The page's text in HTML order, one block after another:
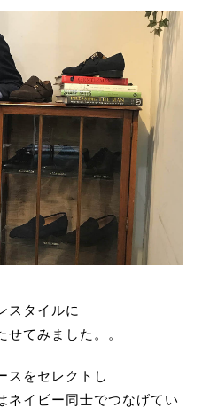
スタイルに
てみました。。
スをセレクトし
ネイビー同士でつなげてい